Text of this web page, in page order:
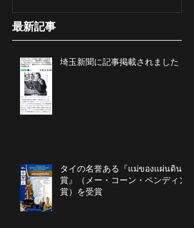
最新記事
埼玉新聞に記事掲載されました
タイの名誉ある『แม่ของแผ่นดิน
賞』（メー・コーン・ペンディン
賞）を受賞